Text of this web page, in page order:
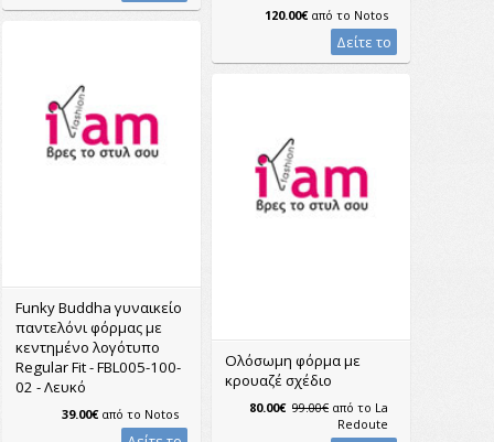
120.00€από το Notos
Δείτε το
Funky Buddha γυναικείο
παντελόνι φόρμας με
κεντημένο λογότυπο
Regular Fit - FBL005-100-
02 - Λευκό
39.00€από το Notos
Ολόσωμη φόρμα με
κρουαζέ σχέδιο
80.00€ 99.00€ από το La
Redoute